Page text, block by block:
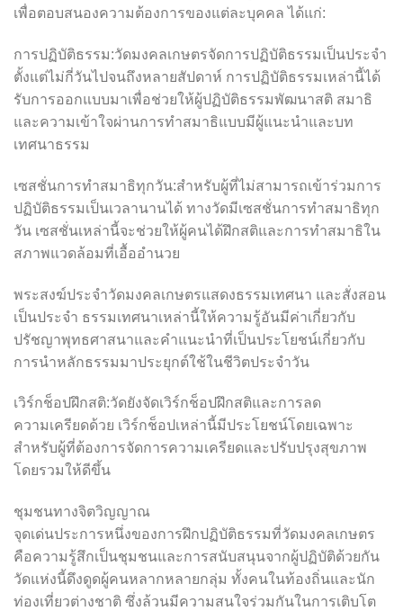
เพื่อตอบสนองความต้องการของแต่ละบุคคล ได้แก่:
การปฏิบัติธรรม:วัดมงคลเกษตรจัดการปฏิบัติธรรมเป็นประจำ
ตั้งแต่ไม่กี่วันไปจนถึงหลายสัปดาห์ การปฏิบัติธรรมเหล่านี้ได้
รับการออกแบบมาเพื่อช่วยให้ผู้ปฏิบัติธรรมพัฒนาสติ สมาธิ
และความเข้าใจผ่านการทำสมาธิแบบมีผู้แนะนำและบท
เทศนาธรรม
เซสชั่นการทำสมาธิทุกวัน:สำหรับผู้ที่ไม่สามารถเข้าร่วมการ
ปฏิบัติธรรมเป็นเวลานานได้ ทางวัดมีเซสชั่นการทำสมาธิทุก
วัน เซสชั่นเหล่านี้จะช่วยให้ผู้คนได้ฝึกสติและการทำสมาธิใน
สภาพแวดล้อมที่เอื้ออำนวย
พระสงฆ์ประจำวัดมงคลเกษตรแสดงธรรมเทศนา และสั่งสอน
เป็นประจำ ธรรมเทศนาเหล่านี้ให้ความรู้อันมีค่าเกี่ยวกับ
ปรัชญาพุทธศาสนาและคำแนะนำที่เป็นประโยชน์เกี่ยวกับ
การนำหลักธรรมมาประยุกต์ใช้ในชีวิตประจำวัน
เวิร์กช็อปฝึกสติ:วัดยังจัดเวิร์กช็อปฝึกสติและการลด
ความเครียดด้วย เวิร์กช็อปเหล่านี้มีประโยชน์โดยเฉพาะ
สำหรับผู้ที่ต้องการจัดการความเครียดและปรับปรุงสุขภาพ
โดยรวมให้ดีขึ้น
ชุมชนทางจิตวิญญาณ
จุดเด่นประการหนึ่งของการฝึกปฏิบัติธรรมที่วัดมงคลเกษตร
คือความรู้สึกเป็นชุมชนและการสนับสนุนจากผู้ปฏิบัติด้วยกัน
วัดแห่งนี้ดึงดูดผู้คนหลากหลายกลุ่ม ทั้งคนในท้องถิ่นและนัก
ท่องเที่ยวต่างชาติ ซึ่งล้วนมีความสนใจร่วมกันในการเติบโต